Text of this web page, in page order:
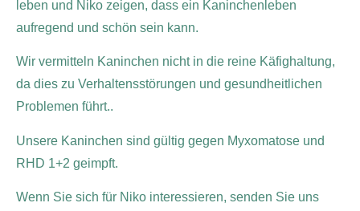
leben und Niko zeigen, dass ein Kaninchenleben
aufregend und schön sein kann.
Wir vermitteln Kaninchen nicht in die reine Käfighaltung,
da dies zu Verhaltensstörungen und gesundheitlichen
Problemen führt..
Unsere Kaninchen sind gültig gegen Myxomatose und
RHD 1+2 geimpft.
Wenn Sie sich für Niko interessieren, senden Sie uns